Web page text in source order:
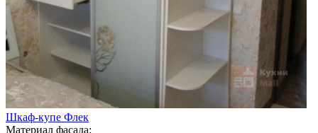
Шкаф-купе Флек
Материал фасада: